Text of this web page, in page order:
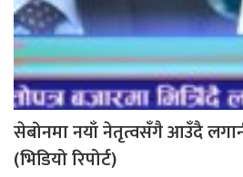
सेबोनमा नयाँ नेतृत्वसँगै आउँदै
(भिडियो रिपोर्ट)